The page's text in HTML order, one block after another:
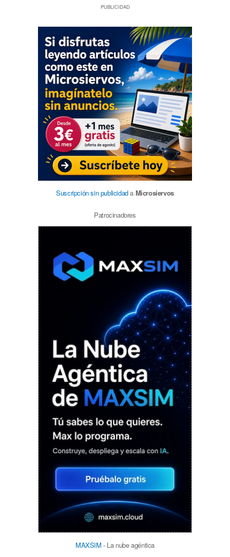
PUBLICIDAD
Suscripción sin publicidada Microsiervos
Patrocinadores
MAXSIM - La nube agéntica